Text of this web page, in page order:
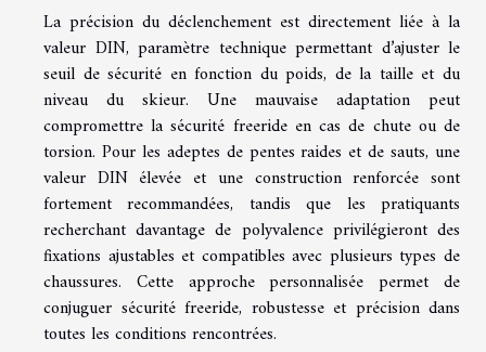
La précision du déclenchement est directement liée à la
valeur DIN, paramètre technique permettant d’ajuster le
seuil de sécurité en fonction du poids, de la taille et du
niveau du skieur. Une mauvaise adaptation peut
compromettre la sécurité freeride en cas de chute ou de
torsion. Pour les adeptes de pentes raides et de sauts, une
valeur DIN élevée et une construction renforcée sont
fortement recommandées, tandis que les pratiquants
recherchant davantage de polyvalence privilégieront des
fixations ajustables et compatibles avec plusieurs types de
chaussures. Cette approche personnalisée permet de
conjuguer sécurité freeride, robustesse et précision dans
toutes les conditions rencontrées.